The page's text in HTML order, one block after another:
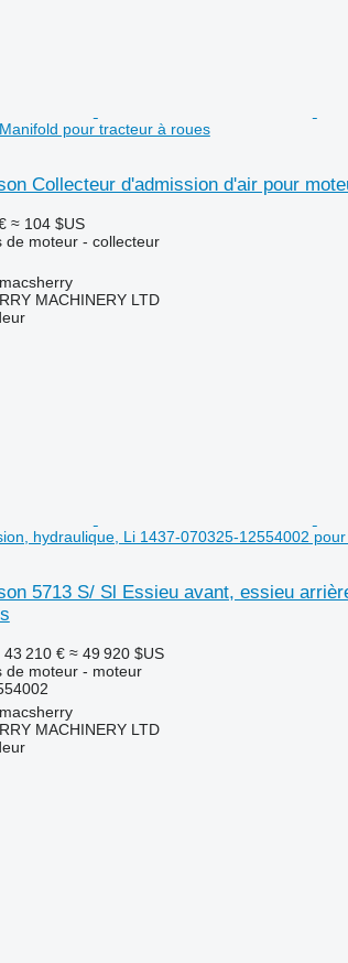
pour tracteur à roues
Collecteur d'admission d'air pour
≈ 104 $US
de moteur - collecteur
MACHINERY LTD
hydraulique, Li 1437-070325-12554002
5713 S/ Sl Essieu avant, essieu
43 210 € ≈ 49 920 $US
de moteur - moteur
MACHINERY LTD